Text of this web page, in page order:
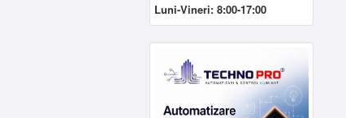
Luni-Vineri: 8:00-17:00